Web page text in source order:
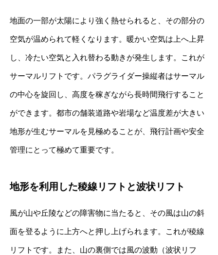
地面の一部が太陽により強く熱せられると、その部分の
空気が温められて軽くなります。暖かい空気は上へ上昇
し、冷たい空気と入れ替わる動きが発生します。これが
サーマルリフトです。パラグライダー操縦者はサーマル
の中心を旋回し、高度を稼ぎながら長時間飛行すること
ができます。都市の舗装道路や岩場など温度差が大きい
地形が生むサーマルを見極めることが、飛行計画や安全
管理にとって極めて重要です。
地形を利用した稜線リフトと波状リフト
風が山や丘陵などの障害物に当たると、その風は山の斜
面を登るように上方へと押し上げられます。これが稜線
リフトです。また、山の裏側では風の波動（波状リフ